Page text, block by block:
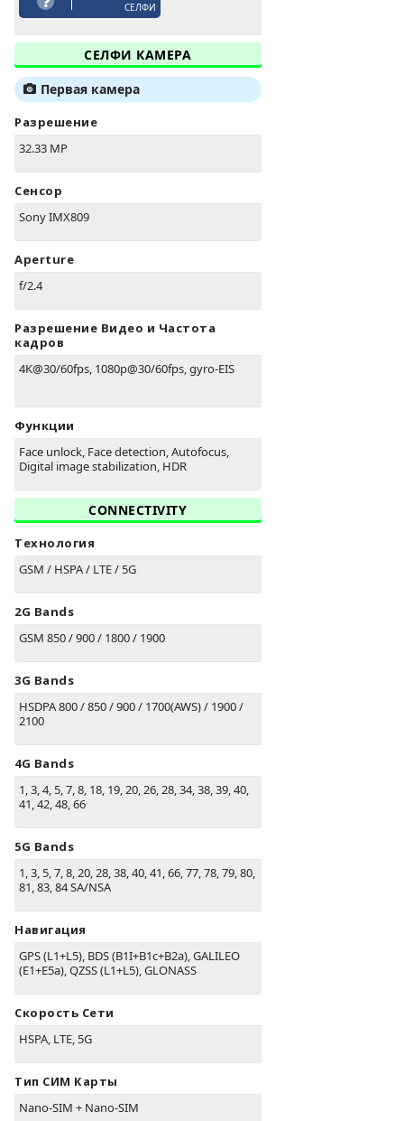
СЕЛФИ
СЕЛФИ КАМЕРА
Первая камера
Разрешение
32.33 MP
Сенсор
Sony IMX809
Aperture
f/2.4
Разрешение Видео и Частота
кадров
4K@30/60fps, 1080p@30/60fps, gyro-EIS
Функции
Face unlock, Face detection, Autofocus,
Digital image stabilization, HDR
CONNECTIVITY
Технология
GSM / HSPA / LTE / 5G
2G Bands
GSM 850 / 900 / 1800 / 1900
3G Bands
HSDPA 800 / 850 / 900 / 1700(AWS) / 1900 /
2100
4G Bands
1, 3, 4, 5, 7, 8, 18, 19, 20, 26, 28, 34, 38, 39, 40,
41, 42, 48, 66
5G Bands
1, 3, 5, 7, 8, 20, 28, 38, 40, 41, 66, 77, 78, 79, 80,
81, 83, 84 SA/NSA
Навигация
GPS (L1+L5), BDS (B1I+B1c+B2a), GALILEO
(E1+E5a), QZSS (L1+L5), GLONASS
Скорость Сети
HSPA, LTE, 5G
Тип СИМ Карты
Nano-SIM + Nano-SIM